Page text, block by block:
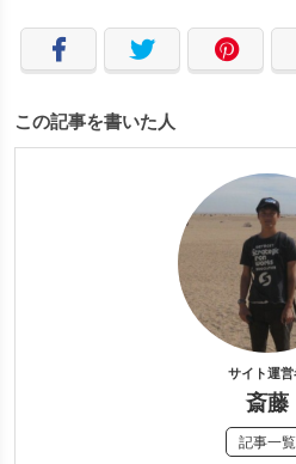
この記事を書いた人
サイト運営
斎藤
記事一覧